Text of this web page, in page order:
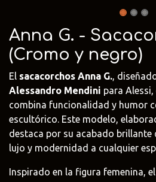
Anna G. -
(Cromo y negro)
El sacacorchos Anna G.,
Alessandro Mendini para
combina funcionalidad y humor
escultórico. Este modelo,
destaca por su acabado brillante
lujo y modernidad a cualquier
Inspirado en la figura femenina, el